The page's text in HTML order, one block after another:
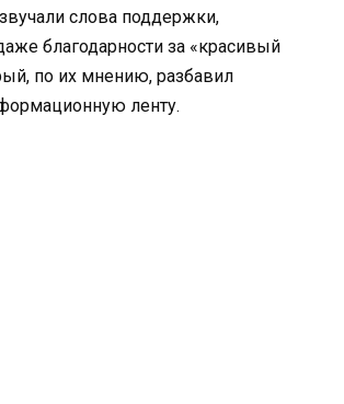
слова поддержки,
благодарности за «красивый
по их мнению, разбавил
ленту.